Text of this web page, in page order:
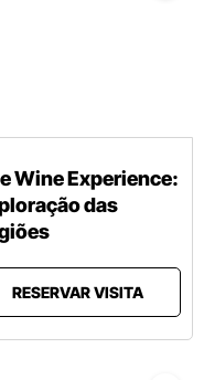
Wine Experience:
das
RESERVAR VISITA